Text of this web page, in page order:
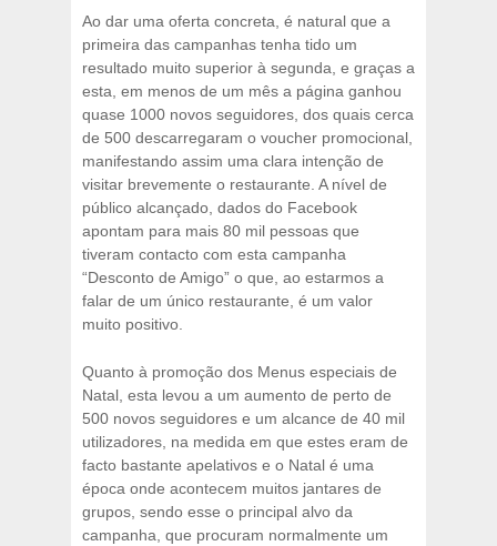
Ao dar uma oferta concreta, é natural que a
primeira das campanhas tenha tido um
resultado muito superior à segunda, e graças a
esta, em menos de um mês a página ganhou
quase 1000 novos seguidores, dos quais cerca
de 500 descarregaram o voucher promocional,
manifestando assim uma clara intenção de
visitar brevemente o restaurante. A nível de
público alcançado, dados do Facebook
apontam para mais 80 mil pessoas que
tiveram contacto com esta campanha
“Desconto de Amigo” o que, ao estarmos a
falar de um único restaurante, é um valor
muito positivo.
Quanto à promoção dos Menus especiais de
Natal, esta levou a um aumento de perto de
500 novos seguidores e um alcance de 40 mil
utilizadores, na medida em que estes eram de
facto bastante apelativos e o Natal é uma
época onde acontecem muitos jantares de
grupos, sendo esse o principal alvo da
campanha, que procuram normalmente um